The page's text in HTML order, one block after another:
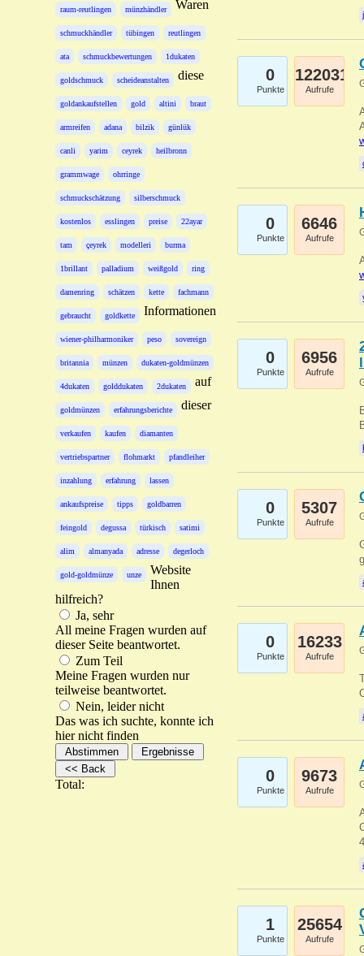
raum-reutlingen münzhändler
schmuckhändler tübingen reutlingen
ata schmuckbewertungen 1dukaten
goldschmuck scheideanstalten
goldankaufstellen gold altini braut
armreifen adana bilzik günlük
canli yarim ceyrek heilbronn
grammwage ohrringe
schmuckschätzung silberschmuck
kostenlos esslingen preise 22ayar
tam çeyrek modelleri burma
1brillant palladium weißgold ring
damenring schätzen kette fachmann
gebraucht goldkette
wiener-philharmoniker peso sovereign
britannia münzen dukaten-goldmünzen
4dukaten golddukaten 2dukaten
goldmünzen erfahrungsberichte
verkaufen kaufen diamanten
vertriebspartner flohmarkt pfandleiher
inzahlung erfahrung lassen
ankaufspreise tipps goldbarren
feingold degussa türkisch satimi
alim almanyada adresse degerloch
gold-goldmünze unze
Waren
diese
Informationen
auf
dieser
Website
Ihnen
hilfreich?
Ja, sehr
All meine Fragen wurden auf
dieser Seite beantwortet.
Zum Teil
Meine Fragen wurden nur
teilweise beantwortet.
Nein, leider nicht
Das was ich suchte, konnte ich
hier nicht finden
Total:
0
Punkte
122031
Aufrufe
0
Punkte
6646
Aufrufe
0
Punkte
6956
Aufrufe
0
Punkte
5307
Aufrufe
0
Punkte
16233
Aufrufe
0
Punkte
9673
Aufrufe
1
Punkte
25654
Aufrufe